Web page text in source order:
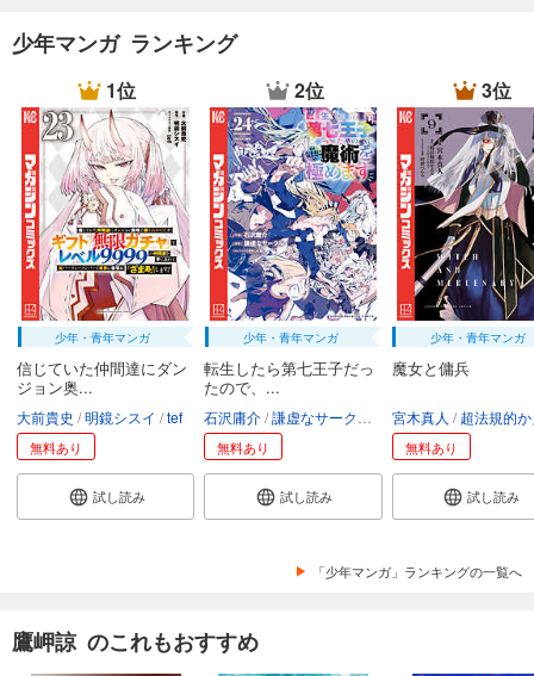
少年マンガ ランキング
1位
少年・青年マンガ
信じていた仲間達にダン
ジョン奥...
大前貴史 明鏡シスイ tef
無料あり
試し読み
2位
少年・青年マンガ
転生したら第七王子だっ
たので、...
石沢庸介 謙虚なサークル メル。
無料あり
試し読み
3位
少年・青年マンガ
魔女と傭兵
宮木真人 超法規的か
無料あり
試し読み
「少年マンガ」ランキングの一覧へ
鷹岬諒 のこれもおすすめ